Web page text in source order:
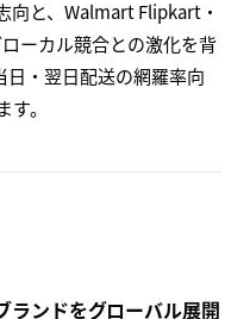
外Nelamangalaで28万平
）の大規模倉庫をリー
ーカル競合との激化を背